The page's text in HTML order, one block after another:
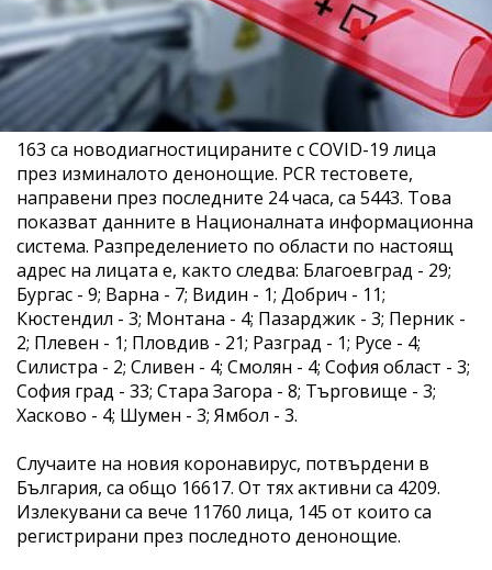
163 са новодиагностицираните с COVID-19 лица
през изминалото денонощие. PCR тестовете,
направени през последните 24 часа, са 5443. Това
показват данните в Националната информационна
система. Разпределението по области по настоящ
адрес на лицата е, както следва: Благоевград - 29;
Бургас - 9; Варна - 7; Видин - 1; Добрич - 11;
Кюстендил - 3; Монтана - 4; Пазарджик - 3; Перник -
2; Плевен - 1; Пловдив - 21; Разград - 1; Русе - 4;
Силистра - 2; Сливен - 4; Смолян - 4; София област - 3;
София град - 33; Стара Загора - 8; Търговище - 3;
Хасково - 4; Шумен - 3; Ямбол - 3.
Случаите на новия коронавирус, потвърдени в
България, са общо 16617. От тях активни са 4209.
Излекувани са вече 11760 лица, 145 от които са
регистрирани през последното денонощие.